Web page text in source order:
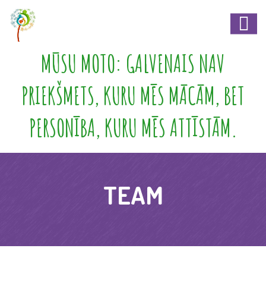
MŪSU MOTO: GALVENAIS NAV
PRIEKŠMETS, KURU MĒS MĀCĀM, BET
PERSONĪBA, KURU MĒS ATTĪSTĀM.
TEAM